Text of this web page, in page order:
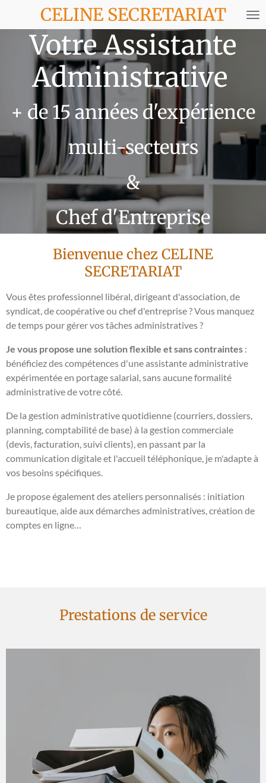
contenu
principal
CELINE SECRETARIAT
Votre Assistante
Administrative
+ de 15 années d'expérience
multi-secteurs
&
Chef d'Entreprise
Bienvenue chez CELINE
SECRETARIAT
Vous êtes professionnel libéral, dirigeant d'association, de
syndicat, de coopérative ou chef d'entreprise ? Vous manquez
de temps pour gérer vos tâches administratives ?
Je vous propose une solution flexible et sans contraintes :
bénéficiez des compétences d'une assistante administrative
expérimentée en portage salarial, sans aucune formalité
administrative de votre côté.
De la gestion administrative quotidienne (courriers, dossiers,
planning, comptabilité de base) à la gestion commerciale
(devis, facturation, suivi clients), en passant par la
communication digitale et l'accueil téléphonique, je m'adapte à
vos besoins spécifiques.
Je propose également des ateliers personnalisés : initiation
bureautique, aide aux démarches administratives, création de
comptes en ligne…
Prestations de service